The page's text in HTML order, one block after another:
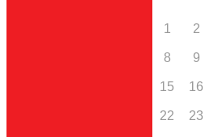
1 2
8 9
15 16
22 23